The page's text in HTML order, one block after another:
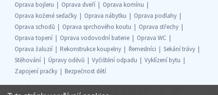
Oprava bojleru
Oprava dveří
Oprava komínu
Oprava kožené sedačky
Oprava nábytku
Oprava podlahy
Oprava schodů
Oprava sprchového koutu
Oprava střechy
Oprava topení
Oprava vodovodní baterie
Oprava WC
Oprava žaluzií
Rekonstrukce koupelny Řemeslníci
Sekání trávy
Stěhování
Úpravy oděvů Vyčištění odpadu
Vyklízení bytu
Zapojení pračky
Bezpečnost dětí